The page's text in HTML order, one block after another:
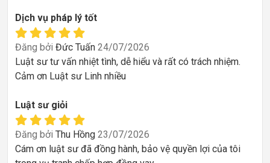
Dịch vụ pháp lý tốt
Đăng bởi Đức Tuấn 24/07/2026
Luật sư tư vấn nhiệt tình, dễ hiểu và rất có trách nhiệm.
Cảm ơn Luật sư Linh nhiều
Luật sư giỏi
Đăng bởi Thu Hồng 23/07/2026
Cám ơn luật sư đã đồng hành, bảo vệ quyền lợi của tôi